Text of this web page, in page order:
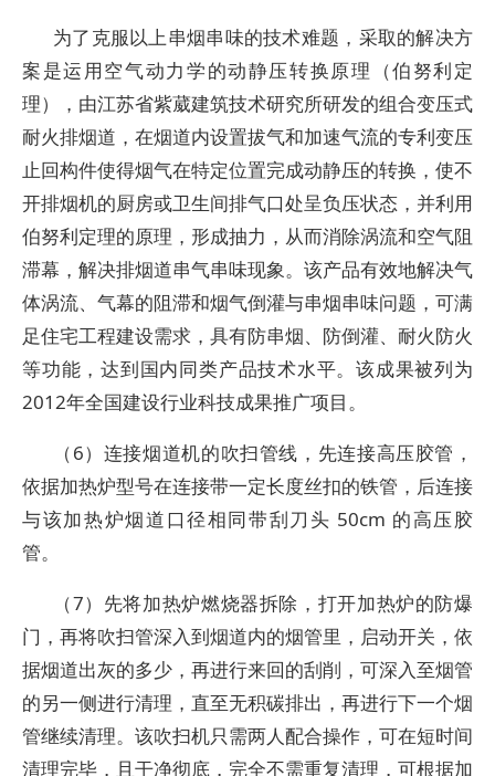
为了克服以上串烟串味的技术难题，采取的解决方
案是运用空气动力学的动静压转换原理（伯努利定
理），由江苏省紫葳建筑技术研究所研发的组合变压式
耐火排烟道，在烟道内设置拔气和加速气流的专利变压
止回构件使得烟气在特定位置完成动静压的转换，使不
开排烟机的厨房或卫生间排气口处呈负压状态，并利用
伯努利定理的原理，形成抽力，从而消除涡流和空气阻
滞幕，解决排烟道串气串味现象。该产品有效地解决气
体涡流、气幕的阻滞和烟气倒灌与串烟串味问题，可满
足住宅工程建设需求，具有防串烟、防倒灌、耐火防火
等功能，达到国内同类产品技术水平。该成果被列为
2012年全国建设行业科技成果推广项目。
（6）连接烟道机的吹扫管线，先连接高压胶管，
依据加热炉型号在连接带一定长度丝扣的铁管，后连接
与该加热炉烟道口径相同带刮刀头 50cm 的高压胶
管。
（7）先将加热炉燃烧器拆除，打开加热炉的防爆
门，再将吹扫管深入到烟道内的烟管里，启动开关，依
据烟道出灰的多少，再进行来回的刮削，可深入至烟管
的另一侧进行清理，直至无积碳排出，再进行下一个烟
管继续清理。该吹扫机只需两人配合操作，可在短时间
清理完毕，且干净彻底，完全不需重复清理，可根据加